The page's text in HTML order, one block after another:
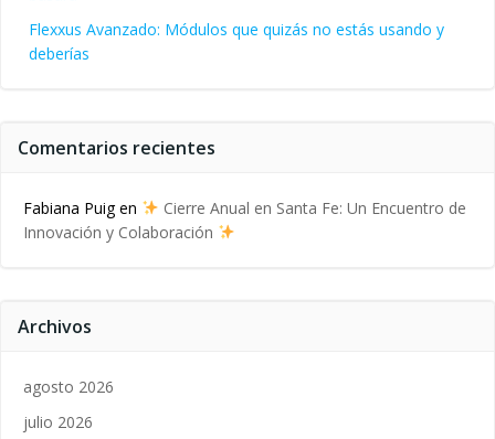
Flexxus Avanzado: Módulos que quizás no estás usando y
deberías
Comentarios recientes
Fabiana Puigen
Cierre Anual en Santa Fe: Un Encuentro de
Innovación y Colaboración
Archivos
agosto 2026
julio 2026